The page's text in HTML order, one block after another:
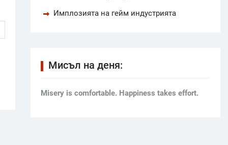
Имплозията на гейм индустрията
Мисъл на деня:
Мisery is comfortable. Happiness takes effort.